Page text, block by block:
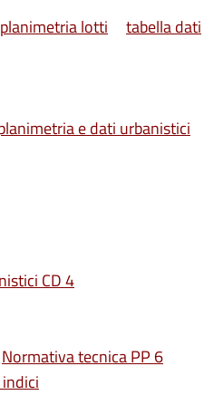
planimetria lotti
tabella dati
e dati urbanistici
CD 4
Normativa tecnica PP 6